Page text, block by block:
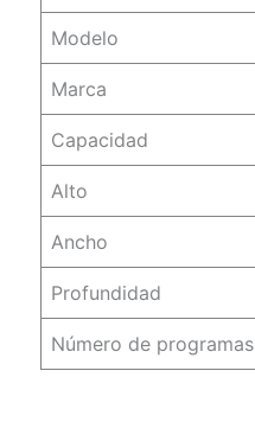
Modelo
Marca
Capacidad
Alto
Ancho
Profundidad
Número de programas